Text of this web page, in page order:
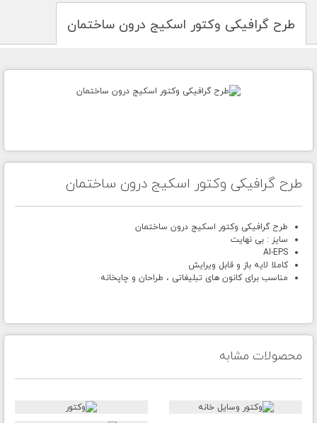
طرح گرافیکی وکتور اسکیج درون ساختمان
طرح گرافیکی وکتور اسکیج درون ساختمان
طرح گرافیکی وکتور اسکیج درون ساختمان
سایز : بی نهایت
AI-EPS
کاملا لایه باز و قابل ویرایش
مناسب برای کانون های تبلیغاتی ، طراحان و چاپخانه
محصولات مشابه